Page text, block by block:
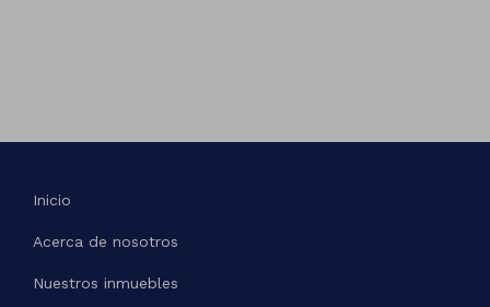
Inicio
Acerca de nosotros
Nuestros inmuebles